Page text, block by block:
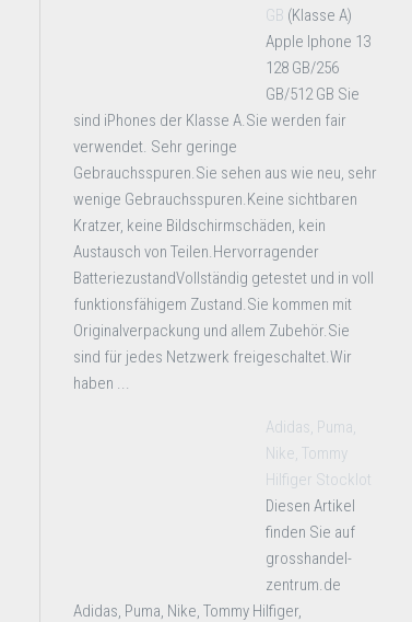
GB (Klasse A)
Apple Iphone 13
128 GB/256
GB/512 GB Sie
sind iPhones der Klasse A.Sie werden fair
verwendet. Sehr geringe
Gebrauchsspuren.Sie sehen aus wie neu, sehr
wenige Gebrauchsspuren.Keine sichtbaren
Kratzer, keine Bildschirmschäden, kein
Austausch von Teilen.Hervorragender
BatteriezustandVollständig getestet und in voll
funktionsfähigem Zustand.Sie kommen mit
Originalverpackung und allem Zubehör.Sie
sind für jedes Netzwerk freigeschaltet.Wir
haben ...
Adidas, Puma,
Nike, Tommy
Hilfiger Stocklot
Diesen Artikel
finden Sie auf
grosshandel-
zentrum.de
Adidas, Puma, Nike, Tommy Hilfiger,